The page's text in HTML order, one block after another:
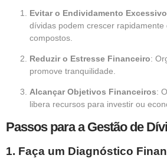
Evitar o Endividamento Excessivo
dívidas podem crescer rapidamente
compostos.
Reduzir o Estresse Financeiro:
promove tranquilidade.
Alcançar Objetivos Financeiros:
libera recursos para investir ou
Passos para a Gestão de
1. Faça um Diagnóstico